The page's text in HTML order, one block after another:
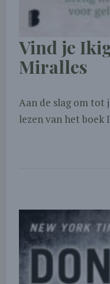
Vind je
Miralles
Aan de slag om tot
lezen van het boek